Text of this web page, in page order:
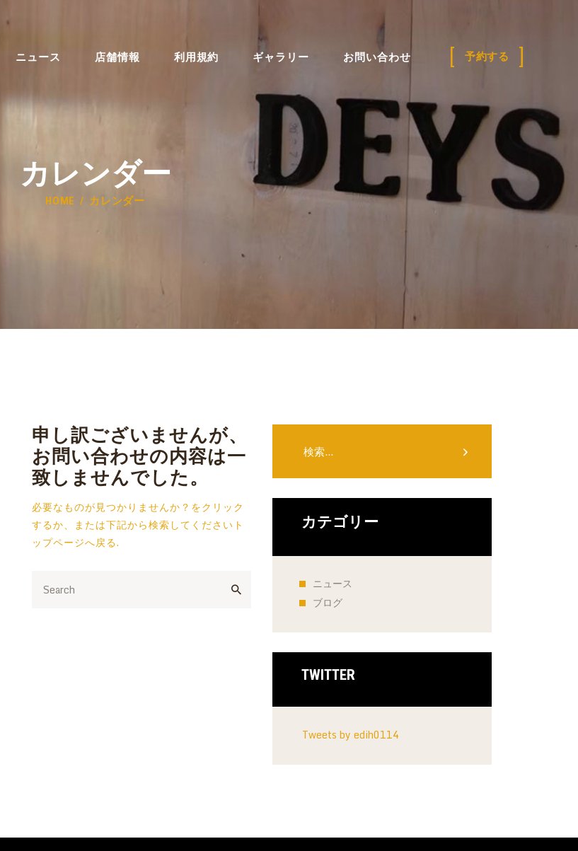
ニュース 店舗情報 利用規約 ギャラリー お問い合わせ 予約する
カレンダー
HOME カレンダー
申し訳ございませんが、
お問い合わせの内容は一
致しませんでした。
必要なものが見つかりませんか？をクリック
するか、または下記から検索してください ト
ップページへ戻る.
カテゴリー
ニュース
ブログ
TWITTER
Tweets by edih0114